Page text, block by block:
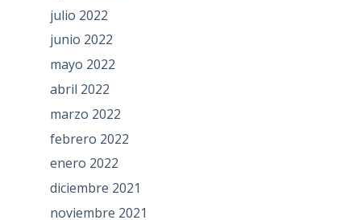
julio 2022
junio 2022
mayo 2022
abril 2022
marzo 2022
febrero 2022
enero 2022
diciembre 2021
noviembre 2021